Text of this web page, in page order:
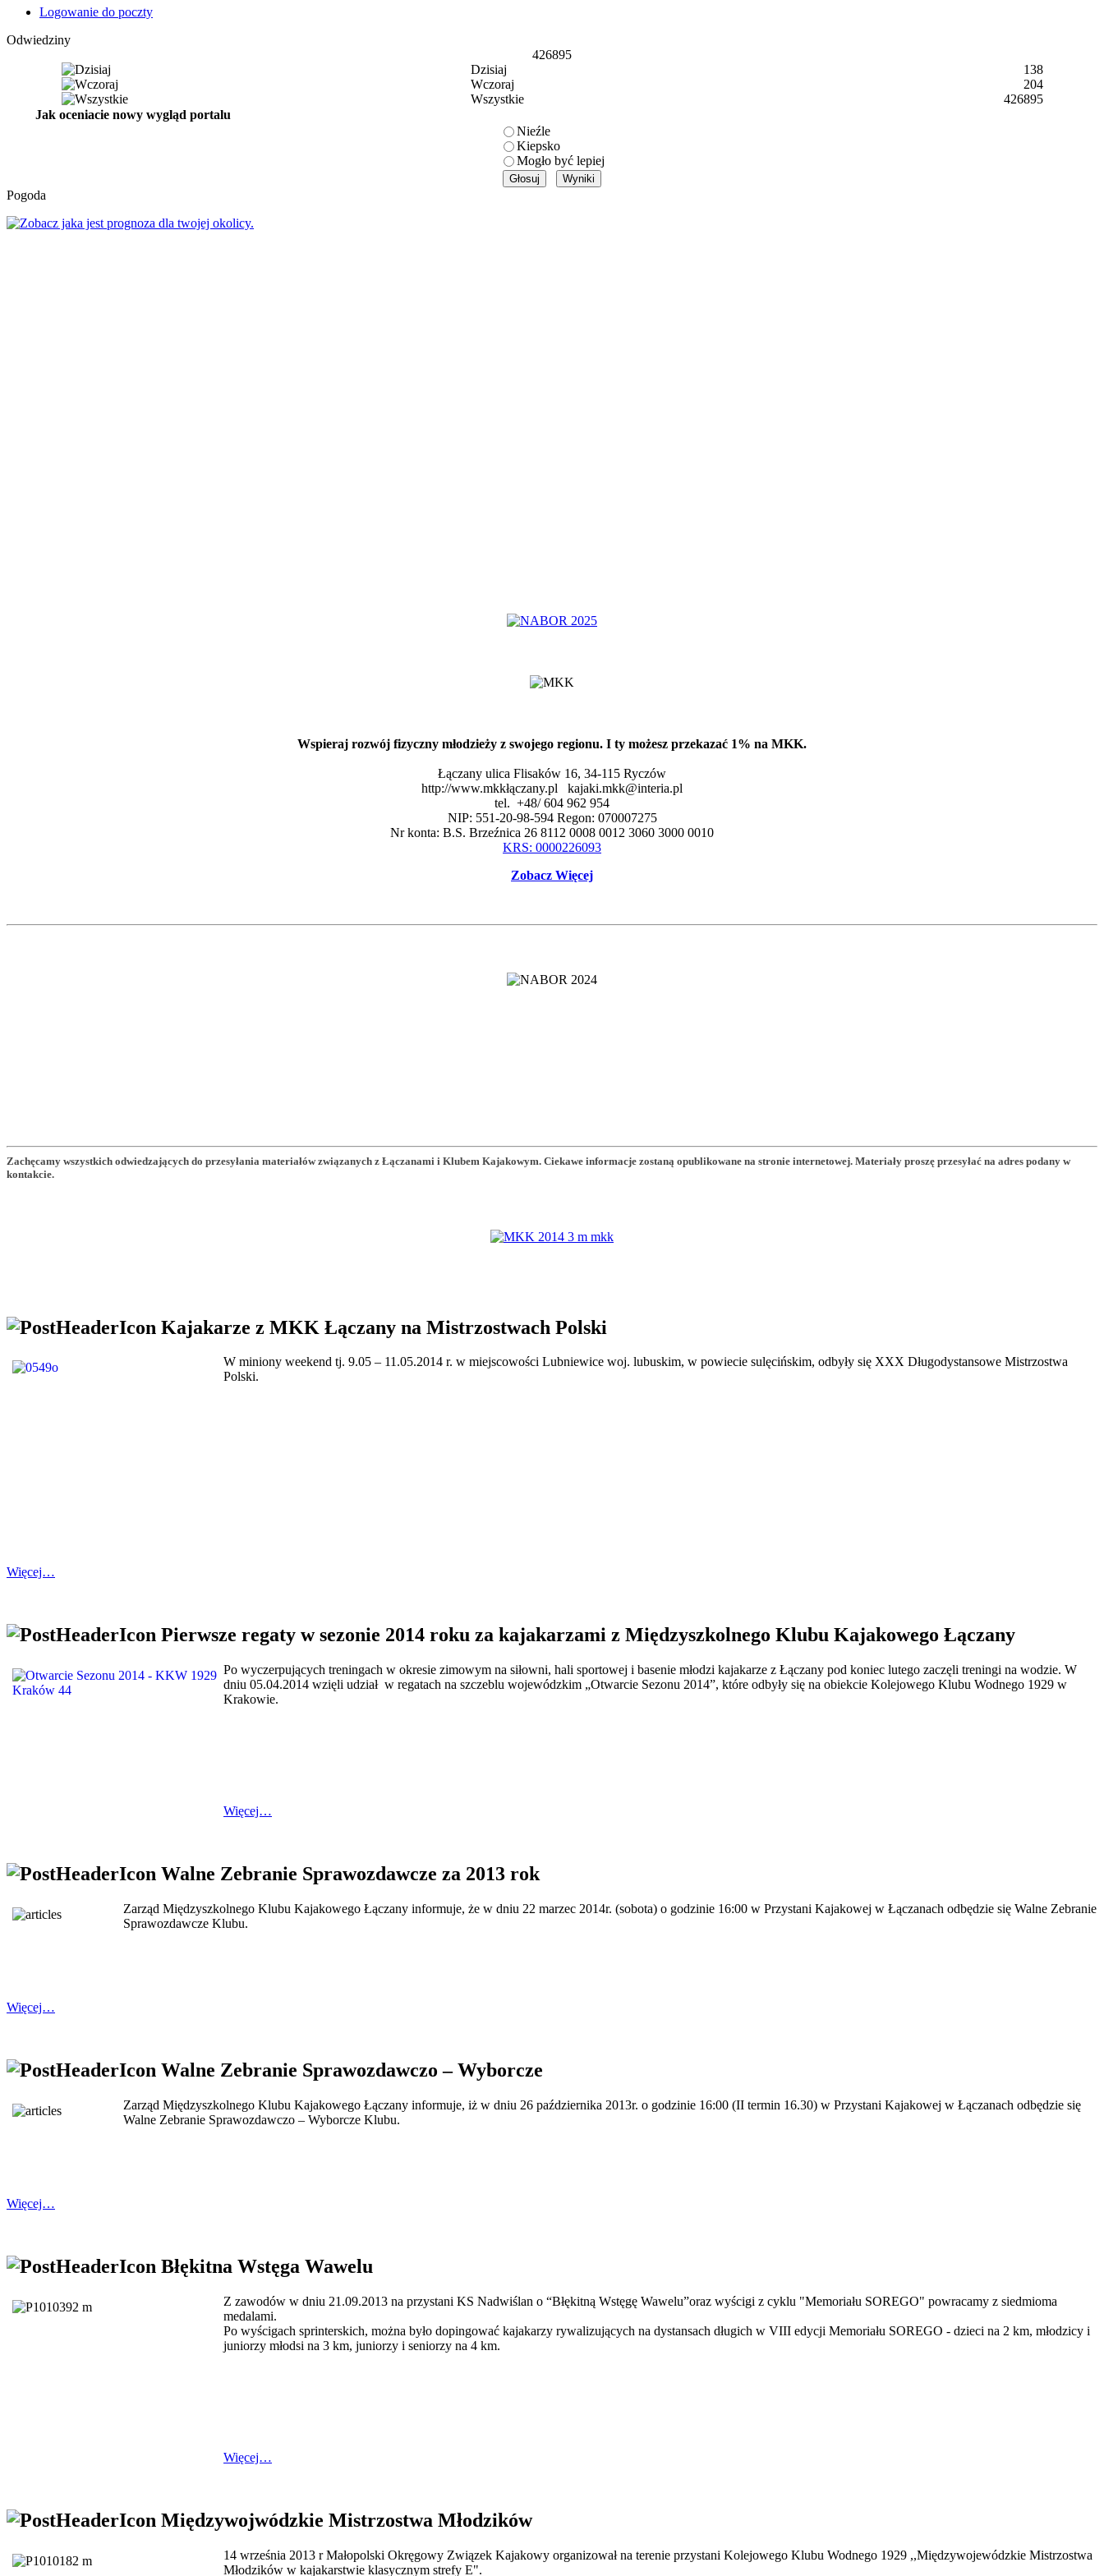
Logowanie do poczty
Odwiedziny
426895
Dzisiaj
138
Wczoraj
204
Wszystkie
426895
Jak oceniacie nowy wygląd portalu
Nieźle
Kiepsko
Mogło być lepiej
Pogoda
Wspieraj rozwój fizyczny młodzieży z swojego regionu. I ty możesz przekazać 1% na MKK.
Łączany ulica Flisaków 16, 34-115 Ryczów
http://www.mkkłączany.pl kajaki.mkk@interia.pl
tel. +48/ 604 962 954
NIP: 551-20-98-594 Regon: 070007275
Nr konta: B.S. Brzeźnica 26 8112 0008 0012 3060 3000 0010
KRS: 0000226093
Zobacz Więcej
Zachęcamy wszystkich odwiedzających do przesyłania materiałów związanych z Łączanami i Klubem Kajakowym. Ciekawe informacje zostaną opublikowane na stronie internetowej. Materiały proszę przesyłać na adres podany w
kontakcie.
Kajakarze z MKK Łączany na Mistrzostwach Polski
W miniony weekend tj. 9.05 – 11.05.2014 r. w miejscowości Lubniewice woj. lubuskim, w powiecie sulęcińskim, odbyły się XXX Długodystansowe Mistrzostwa
Polski.
Więcej…
Pierwsze regaty w sezonie 2014 roku za kajakarzami z Międzyszkolnego Klubu Kajakowego Łączany
Po wyczerpujących treningach w okresie zimowym na siłowni, hali sportowej i basenie młodzi kajakarze z Łączany pod koniec lutego zaczęli treningi na wodzie. W
dniu 05.04.2014 wzięli udział w regatach na szczeblu wojewódzkim „Otwarcie Sezonu 2014”, które odbyły się na obiekcie Kolejowego Klubu Wodnego 1929 w
Krakowie.
Więcej…
Walne Zebranie Sprawozdawcze za 2013 rok
Zarząd Międzyszkolnego Klubu Kajakowego Łączany informuje, że w dniu 22 marzec 2014r. (sobota) o godzinie 16:00 w Przystani Kajakowej w Łączanach odbędzie się Walne Zebranie
Sprawozdawcze Klubu.
Więcej…
Walne Zebranie Sprawozdawczo – Wyborcze
Zarząd Międzyszkolnego Klubu Kajakowego Łączany informuje, iż w dniu 26 października 2013r. o godzinie 16:00 (II termin 16.30) w Przystani Kajakowej w Łączanach odbędzie się
Walne Zebranie Sprawozdawczo – Wyborcze Klubu.
Więcej…
Błękitna Wstęga Wawelu
Z zawodów w dniu 21.09.2013 na przystani KS Nadwiślan o “Błękitną Wstęgę Wawelu”oraz wyścigi z cyklu "Memoriału SOREGO" powracamy z siedmioma
medalami.
Po wyścigach sprinterskich, można było dopingować kajakarzy rywalizujących na dystansach długich w VIII edycji Memoriału SOREGO - dzieci na 2 km, młodzicy i
juniorzy młodsi na 3 km, juniorzy i seniorzy na 4 km.
Więcej…
Międzywojwódzkie Mistrzostwa Młodzików
14 września 2013 r Małopolski Okręgowy Związek Kajakowy organizował na terenie przystani Kolejowego Klubu Wodnego 1929 ,,Międzywojewódzkie Mistrzostwa
Młodzików w kajakarstwie klasycznym strefy E".